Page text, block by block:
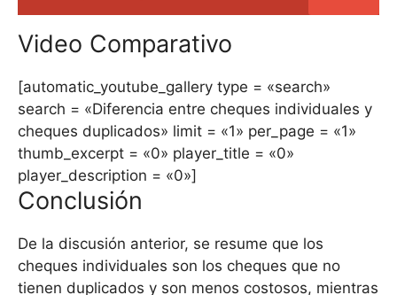
Video Comparativo
[automatic_youtube_gallery type = «search»
search = «Diferencia entre cheques individuales y
cheques duplicados» limit = «1» per_page = «1»
thumb_excerpt = «0» player_title = «0»
player_description = «0»]
Conclusión
De la discusión anterior, se resume que los
cheques individuales son los cheques que no
tienen duplicados y son menos costosos, mientras